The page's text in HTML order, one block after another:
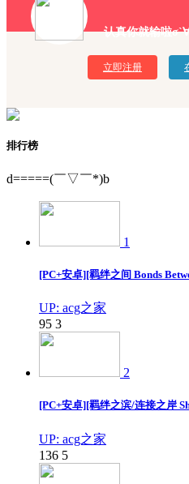
认真你就输啦
立即注册
排行榜
d=====(￣▽￣*)b
1
[PC+安卓][羁绊之间 Bonds
UP: acg之家
95 3
2
[PC+安卓][羁绊之滨/连接之岸
UP: acg之家
136 5